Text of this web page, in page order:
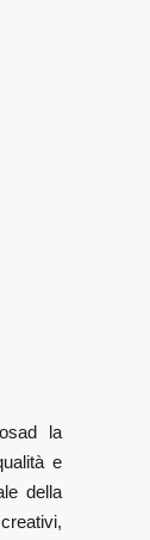
la
e
della